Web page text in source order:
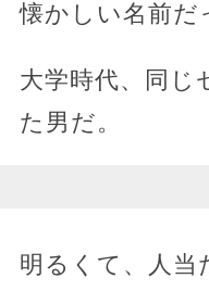
懐かしい名前だ
大学時代、同じ
た男だ。
明るくて、人当